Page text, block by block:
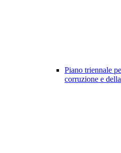
Piano triennale
corruzione e